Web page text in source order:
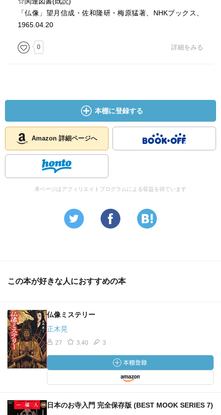
「仏像」望月信成・佐和隆研・梅原猛著、NHKブックス、
1965.04.20
0 詳細をみる
本棚に登録する
Amazon 詳細ページへ
本ページはアフィリエイトプログラムによる収益を得ています
この本が好きな人におすすめの本
仏像ミステリー
正木晃
27 3.40 3
日本のお寺入門 完全保存版 (BEST MOOK SERIES 7)